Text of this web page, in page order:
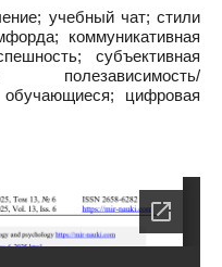
учебный чат; стили
коммуникативная
субъективная
полезависимость/
обучающиеся; цифровая